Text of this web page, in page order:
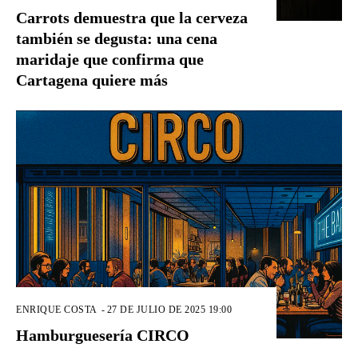
Carrots demuestra que la cerveza
también se degusta: una cena
maridaje que confirma que
Cartagena quiere más
ENRIQUE COSTA - 27 DE JULIO DE 2025 19:00
Hamburguesería CIRCO